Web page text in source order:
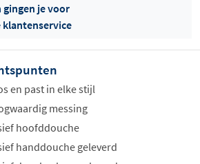
gingen je voor
klantenservice
en past in elke stijl
messing
hoofddouche
handdouche geleverd